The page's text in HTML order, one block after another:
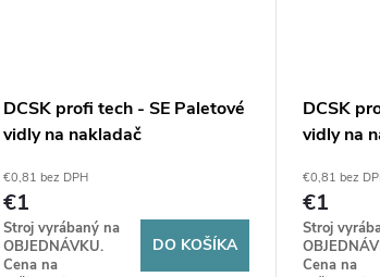
DCSK profi tech - SE Paletové
vidly na nakladač
€0,81 bez DPH
€1
Stroj vyrábaný na
OBJEDNÁVKU.
Cena na
DO KOŠÍKA
DCSK
vidly na
€0,81 bez
€1
Stroj
Cena na